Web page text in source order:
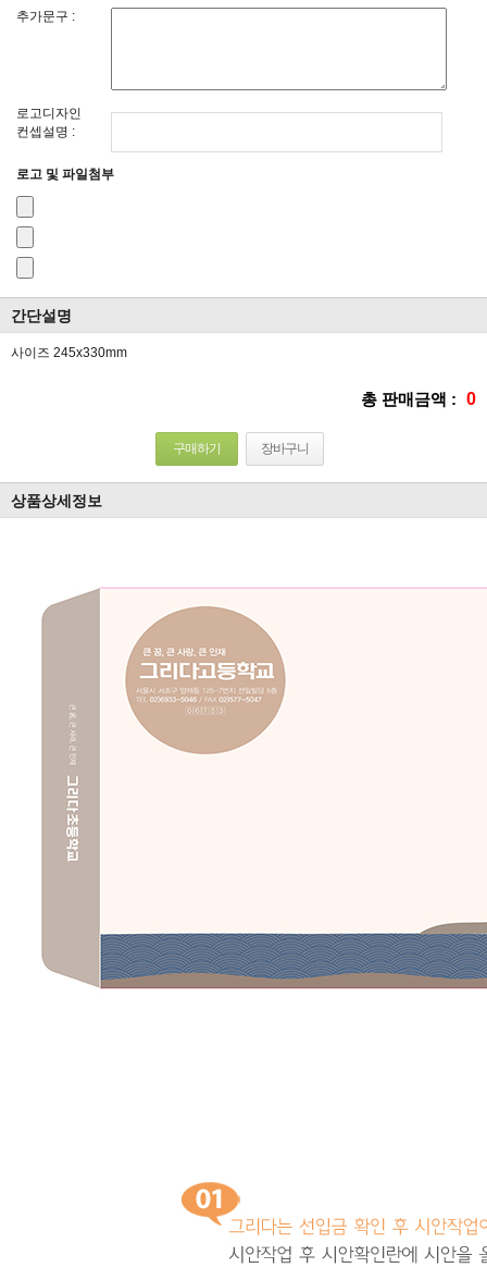
추가문구 :
로고디자인
컨셉설명 :
로고 및 파일첨부
간단설명
사이즈 245x330mm
총 판매금액 : 0
구매하기 장바구니
상품상세정보